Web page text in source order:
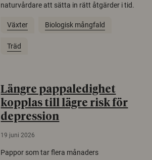
naturvårdare att sätta in rätt åtgärder i tid.
Växter Biologisk mångfald
Träd
Längre pappaledighet
kopplas till lägre risk för
depression
19 juni 2026
Pappor som tar flera månaders